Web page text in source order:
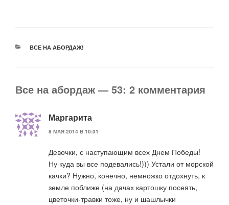
РУБРИКИ
ВСЕ НА АБОРДАЖ!
Все на абордаж — 53: 2 комментария
Маргарита
8 МАЯ 2014 В 10:31
Девочки, с наступающим всех Днем Победы!
Ну куда вы все подевались!))) Устали от морской
качки? Нужно, конечно, немножко отдохнуть, к
земле поближе (на дачах картошку посеять,
цветочки-травки тоже, ну и шашлычки